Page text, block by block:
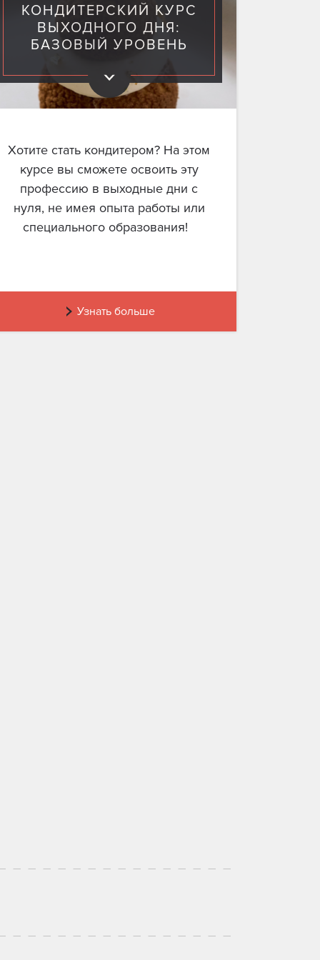
КОНДИТЕРСКИЙ КУРС
ВЫХОДНОГО ДНЯ:
БАЗОВЫЙ УРОВЕНЬ
Хотите стать кондитером? На этом
курсе вы сможете освоить эту
профессию в выходные дни с
нуля, не имея опыта работы или
специального образования!
Узнать больше